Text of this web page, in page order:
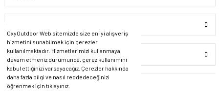
OxyOutdoor Web sitemizde size en iyi alışveriş
hizmetini sunabilmek için çerezler
kullanılmaktadır. Hizmetlerimizi kullanmaya
devam etmeniz durumunda, çerez kullanımını
kabul ettiğinizi varsayacağız. Çerezler hakkında
daha fazla bilgi ve nasıl reddedeceğinizi
öğrenmek için tıklayınız.
Alışveriş